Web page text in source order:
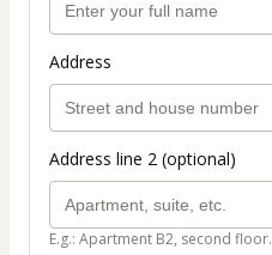
Address
Address line 2 (optional)
E.g.: Apartment B2, second floor.